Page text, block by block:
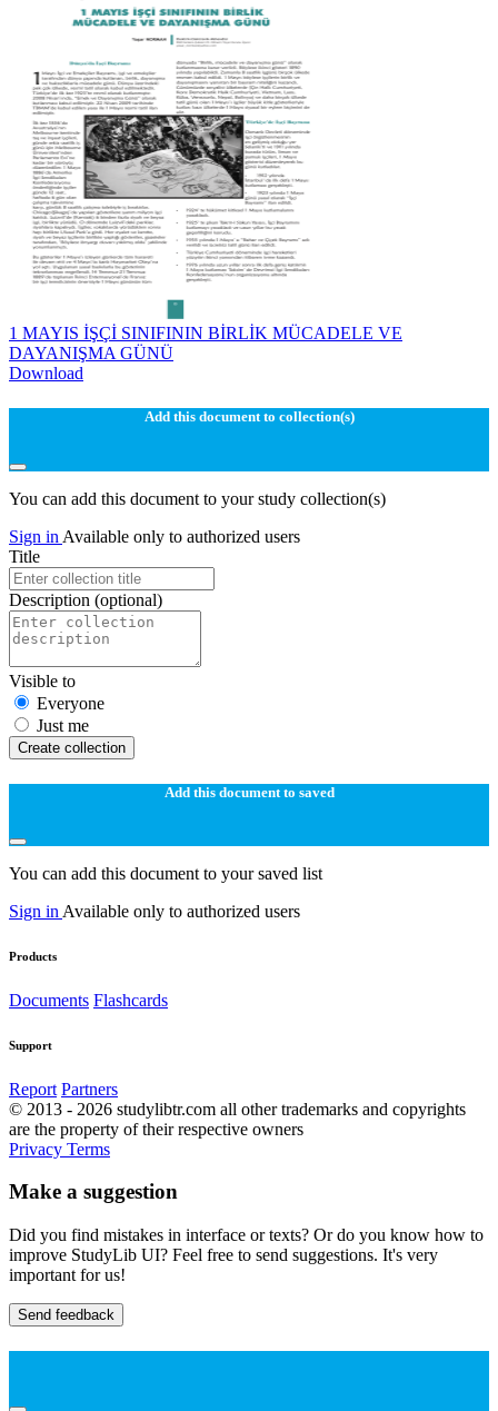
1 MAYIS İŞÇİ SINIFININ BİRLİK MÜCADELE VE
DAYANIŞMA GÜNÜ
Download
Add this document to collection(s)
You can add this document to your study collection(s)
Sign in Available only to authorized users
Title
Description (optional)
Visible to
Everyone
Just me
Create collection
Add this document to saved
You can add this document to your saved list
Sign in Available only to authorized users
Products
Documents Flashcards
Support
Report Partners
© 2013 - 2026 studylibtr.com all other trademarks and copyrights
are the property of their respective owners
Privacy Terms
Make a suggestion
Did you find mistakes in interface or texts? Or do you know how to
improve StudyLib UI? Feel free to send suggestions. It's very
important for us!
Send feedback